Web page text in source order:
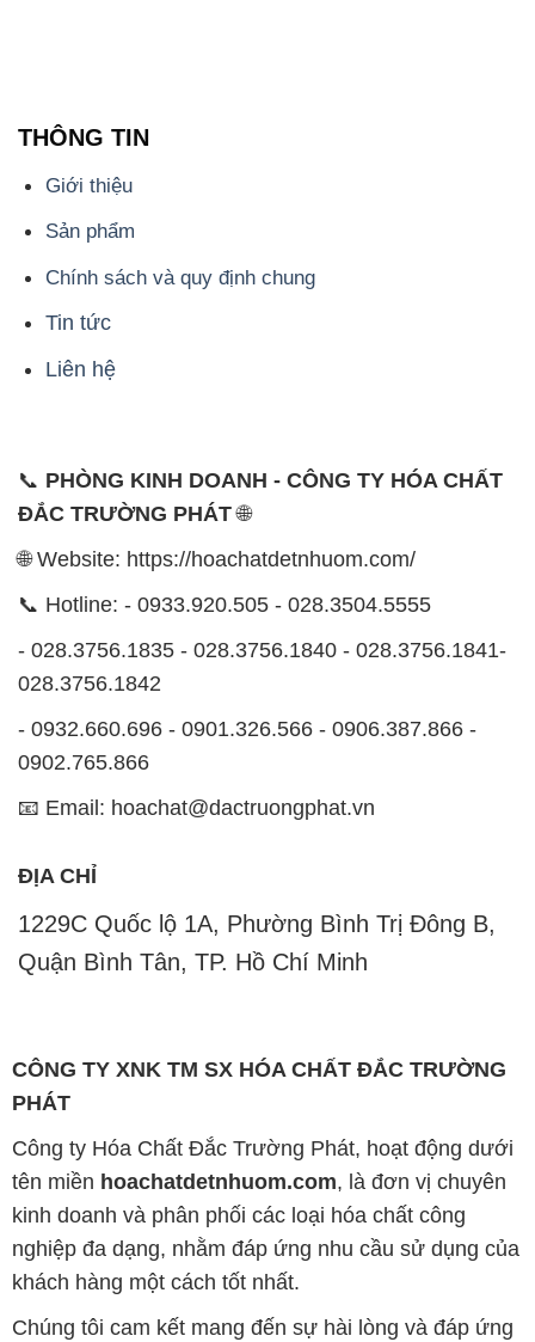
THÔNG TIN
Giới thiệu
Sản phẩm
Chính sách và quy định chung
Tin tức
Liên hệ
📞 PHÒNG KINH DOANH - CÔNG TY HÓA CHẤT
ĐẮC TRƯỜNG PHÁT🌐
🌐 Website: https://hoachatdetnhuom.com/
📞 Hotline: - 0933.920.505 - 028.3504.5555
- 028.3756.1835 - 028.3756.1840 - 028.3756.1841-
028.3756.1842
- 0932.660.696 - 0901.326.566 - 0906.387.866 -
0902.765.866
📧 Email: hoachat@dactruongphat.vn
ĐỊA CHỈ
1229C Quốc lộ 1A, Phường Bình Trị Đông B,
Quận Bình Tân, TP. Hồ Chí Minh
CÔNG TY XNK TM SX HÓA CHẤT ĐẮC TRƯỜNG
PHÁT
Công ty Hóa Chất Đắc Trường Phát, hoạt động dưới
tên miền hoachatdetnhuom.com, là đơn vị chuyên
kinh doanh và phân phối các loại hóa chất công
nghiệp đa dạng, nhằm đáp ứng nhu cầu sử dụng của
khách hàng một cách tốt nhất.
Chúng tôi cam kết mang đến sự hài lòng và đáp ứng